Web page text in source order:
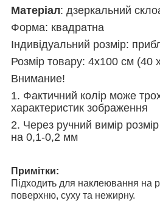
Матеріал: дзеркальний
Форма: квадратна
Індивідуальний розмір:
Розмір товару: 4x100 см (40
Внимание!
1. Фактичний колір може
характеристик зображення
2. Через ручний вимір
на 0,1-0,2 мм
Примітки:
Підходить для наклеювання на
поверхню, суху та нежирну.